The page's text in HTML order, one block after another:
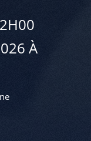
À